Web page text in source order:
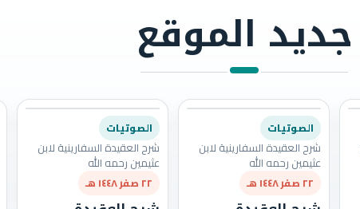
جديد الموقع
الصوتيات
شرح العقيدة السفارينية لابن
عثيمين رحمه الله
٢٢ صفر ١٤٤٨ هـ
الصوتيات
شرح العقيدة السفارينية لابن
عثيمين رحمه الله
٢٢ صفر ١٤٤٨ هـ